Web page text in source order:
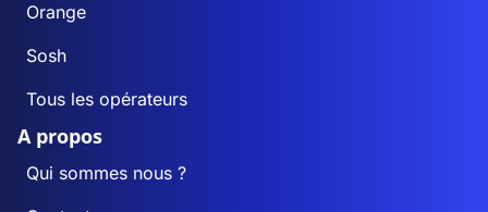
Orange
Sosh
Tous les opérateurs
A propos
Qui sommes nous ?